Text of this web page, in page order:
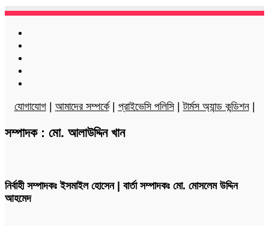
যোগাযোগ| আমাদের সম্পর্কে| প্রাইভেসি পলিসি|টার্মস অ্যান্ড কন্ডিশন|
সম্পাদক : মো. আলাউদ্দিন খান
নির্বাহী সম্পাদকঃ ইসমাইল হোসেন | বার্তা সম্পাদকঃ মো. মোসলেম উদ্দিন
আহমেদ